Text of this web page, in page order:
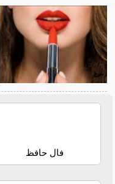
فال حافظ